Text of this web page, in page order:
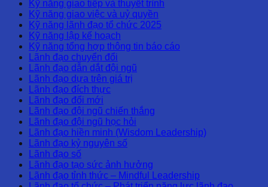
Kỹ năng giao tiếp và thuyết trình
Kỹ năng giao việc và uỷ quyền
Kỹ năng lãnh đạo tổ chức 2025
Kỹ năng lập kế hoạch
Kỹ năng tổng hợp thông tin báo cáo
Lãnh đạo chuyển đổi
Lãnh đạo dẫn dắt đội ngũ
Lãnh đạo dựa trên giá trị
Lãnh đạo đích thực
Lãnh đạo đổi mới
Lãnh đạo đội ngũ chiến thắng
Lãnh đạo đội ngũ học hỏi
Lãnh đạo hiền minh (Wisdom Leadership)
Lãnh đạo kỷ nguyên số
Lãnh đạo số
Lãnh đạo tạo sức ảnh hưởng
Lãnh đạo tỉnh thức – Mindful Leadership